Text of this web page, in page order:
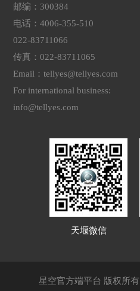
邮编：300384
电话：4006-355-510
022-83711066
传真：022-83711065
Email：tellyes@tellyes.com
For international business:
info@tellyes.com
天堰微信
星空官方端平台 版权所有